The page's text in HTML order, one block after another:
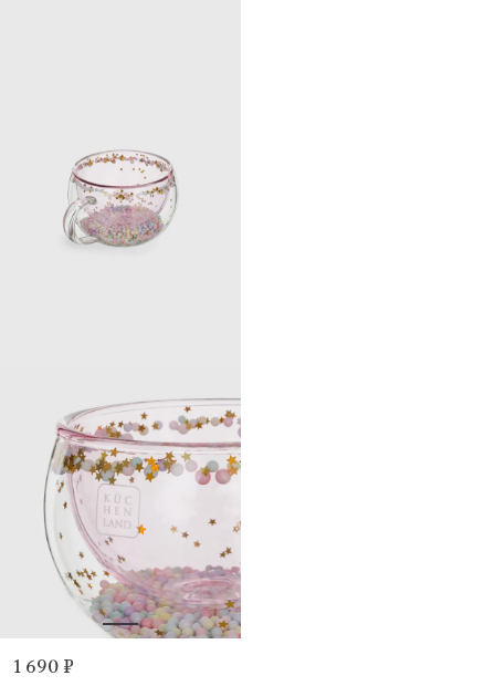
1 690 ₽